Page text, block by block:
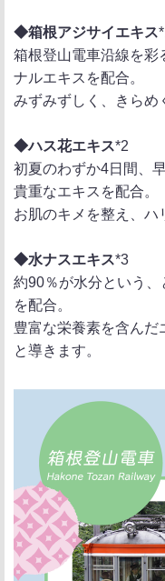
◆箱根アジサイエキス
箱根登山電車沿線を彩
ナルエキスを配合。
みずみずしく、きらめ
◆ハス花エキス*2
初夏のわずか4日間、
貴重なエキスを配合。
お肌のキメを整え、ハ
◆水ナスエキス*3
約90％が水分という
を配合。
豊富な栄養素を含ん
と導きます。